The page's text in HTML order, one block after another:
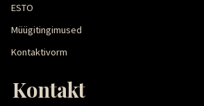
ESTO
Müügitingimused
Kontaktivorm
Kontakt